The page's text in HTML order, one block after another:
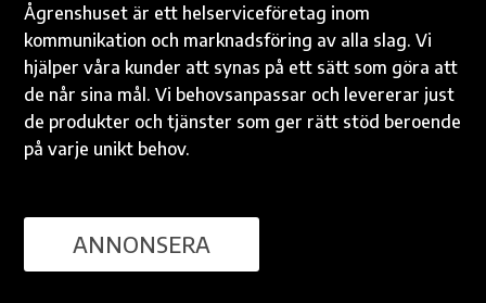
Ågrenshuset är ett helserviceföretag inom
kommunikation och marknadsföring av alla slag. Vi
hjälper våra kunder att synas på ett sätt som göra att
de når sina mål. Vi behovsanpassar och levererar just
de produkter och tjänster som ger rätt stöd beroende
på varje unikt behov.
ANNONSERA